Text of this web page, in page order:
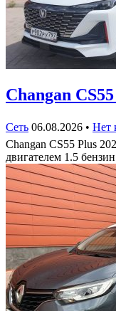
Changan
Сеть 06.08.2026 • Нет
Changan CS55 Plus
двигателем 1.5